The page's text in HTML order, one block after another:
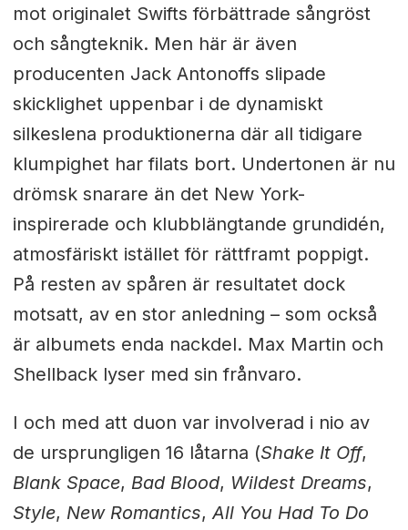
mot originalet Swifts förbättrade sångröst
och sångteknik. Men här är även
producenten Jack Antonoffs slipade
skicklighet uppenbar i de dynamiskt
silkeslena produktionerna där all tidigare
klumpighet har filats bort. Undertonen är nu
drömsk snarare än det New York-
inspirerade och klubblängtande grundidén,
atmosfäriskt istället för rättframt poppigt.
På resten av spåren är resultatet dock
motsatt, av en stor anledning – som också
är albumets enda nackdel. Max Martin och
Shellback lyser med sin frånvaro.
I och med att duon var involverad i nio av
de ursprungligen 16 låtarna (Shake It Off,
Blank Space, Bad Blood, Wildest Dreams,
Style, New Romantics,All You Had To Do